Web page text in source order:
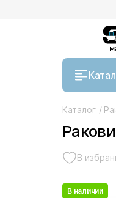
Каталог /
В
В наличии